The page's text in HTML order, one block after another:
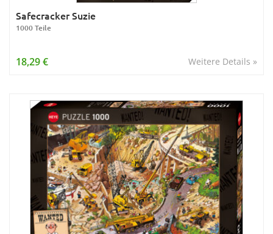
Safecracker Suzie
1000 Teile
Weitere Details »
18,29 €